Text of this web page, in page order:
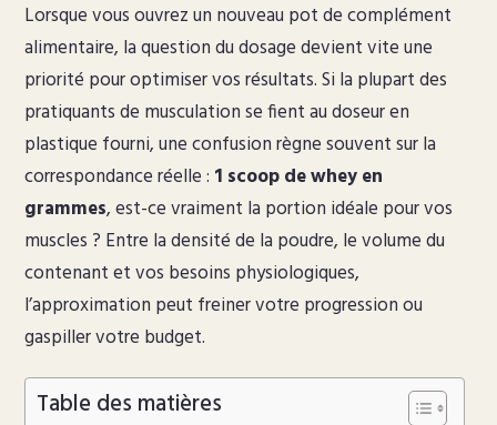
Lorsque vous ouvrez un nouveau pot de complément
alimentaire, la question du dosage devient vite une
priorité pour optimiser vos résultats. Si la plupart des
pratiquants de musculation se fient au doseur en
plastique fourni, une confusion règne souvent sur la
correspondance réelle : 1 scoop de whey en
grammes, est-ce vraiment la portion idéale pour vos
muscles ? Entre la densité de la poudre, le volume du
contenant et vos besoins physiologiques,
l’approximation peut freiner votre progression ou
gaspiller votre budget.
Table des matières